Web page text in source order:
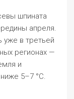
шпината
апреля.
уже в третьей
регионах —
и
5–7 °C.